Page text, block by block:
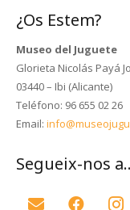
¿Os Estem?
Museo del Juguete
Glorieta Nicolás Payá
03440 – Ibi (Alicante)
Teléfono: 96 655 02 26
Email:
Segueix-nos